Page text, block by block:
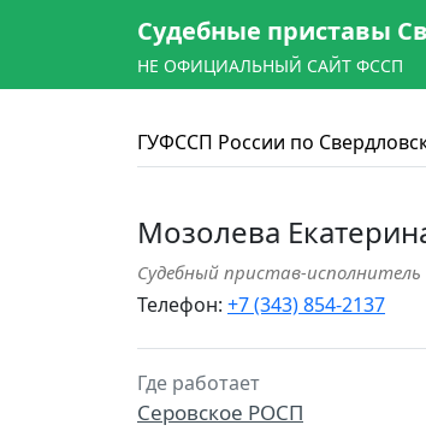
Судебные приставы
НЕ ОФИЦИАЛЬНЫЙ САЙТ ФССП
ГУФССП России по
Мозолева
Судебный пристав-исполнитель
Телефон: +7 (343) 854-2137
Где работает
Серовское РОСП